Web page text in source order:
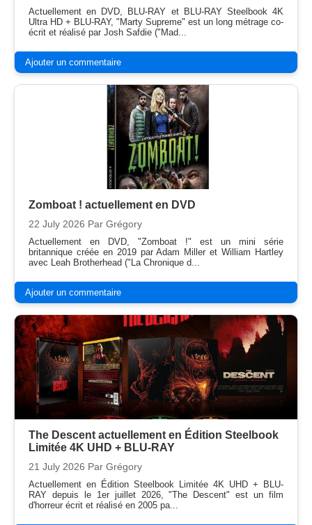
Actuellement en DVD, BLU-RAY et BLU-RAY Steelbook 4K
Ultra HD + BLU-RAY, "Marty Supreme" est un long métrage co-
écrit et réalisé par Josh Safdie ("Mad...
Ajouter un commentaire
Zomboat ! actuellement en DVD
22 July 2026 Par Grégory
Actuellement en DVD, "Zomboat !" est un mini série
britannique créée en 2019 par Adam Miller et William Hartley
avec Leah Brotherhead ("La Chronique d...
Ajouter un commentaire
The Descent actuellement en Édition Steelbook
Limitée 4K UHD + BLU-RAY
21 July 2026 Par Grégory
Actuellement en Édition Steelbook Limitée 4K UHD + BLU-
RAY depuis le 1er juillet 2026, "The Descent" est un film
d'horreur écrit et réalisé en 2005 pa...